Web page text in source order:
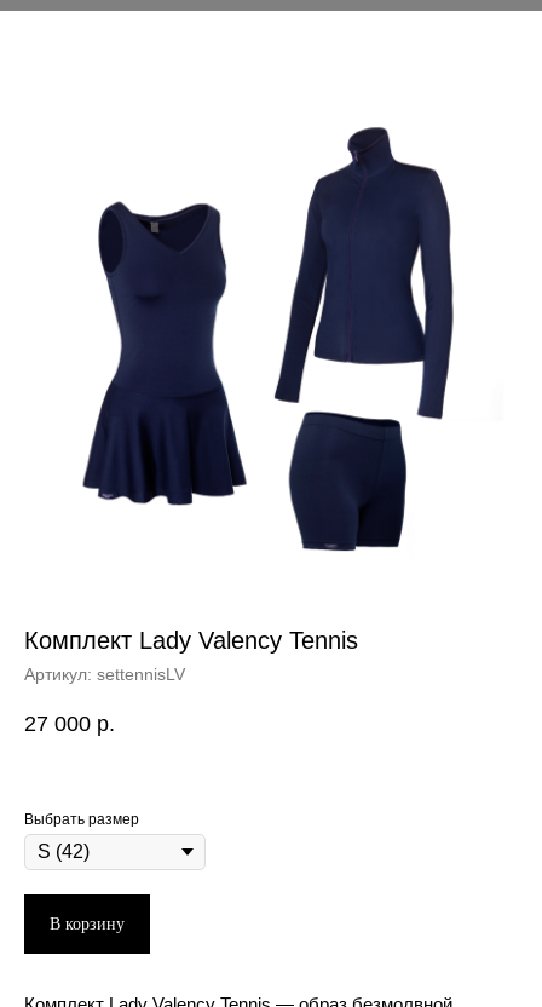
Комплект Lady Valency Tennis
Артикул: settennisLV
27 000 р.
Выбрать размер
В корзину